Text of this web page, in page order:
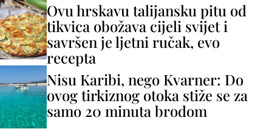
Ovu hrskavu talijansku pitu od
tikvica obožava cijeli svijet i
savršen je ljetni ručak, evo
recepta
Nisu Karibi, nego Kvarner: Do
ovog tirkiznog otoka stiže se za
samo 20 minuta brodom